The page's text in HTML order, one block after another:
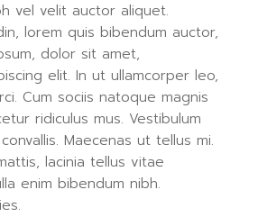
vel velit auctor aliquet.
lorem quis bibendum auctor,
dolor sit amet,
elit. In ut ullamcorper leo,
Cum sociis natoque magnis
ridiculus mus. Vestibulum
Maecenas ut tellus mi.
lacinia tellus vitae
enim bibendum nibh.